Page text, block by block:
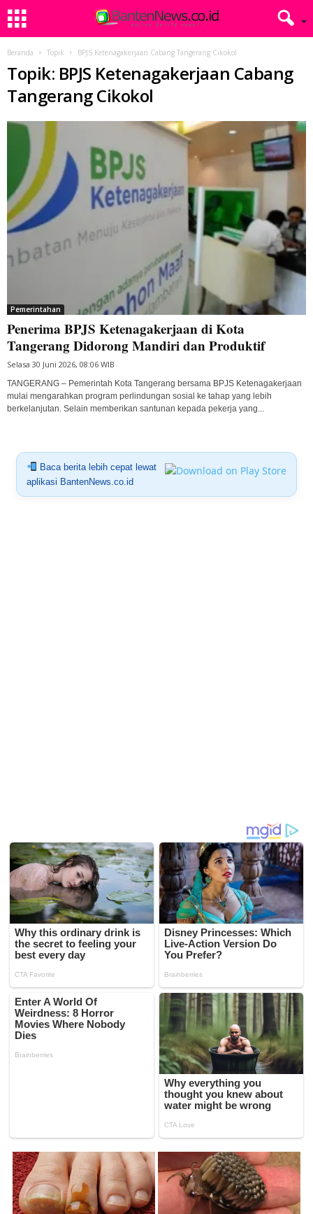
Beranda Topik BPJS Ketenagakerjaan Cabang Tangerang Cikokol
Topik: BPJS Ketenagakerjaan Cabang
Tangerang Cikokol
Pemerintahan
Penerima BPJS Ketenagakerjaan di Kota
Tangerang Didorong Mandiri dan Produktif
Selasa 30 Juni 2026, 08:06 WIB
TANGERANG – Pemerintah Kota Tangerang bersama BPJS Ketenagakerjaan
mulai mengarahkan program perlindungan sosial ke tahap yang lebih
berkelanjutan. Selain memberikan santunan kepada pekerja yang...
Baca berita lebih cepat lewat
aplikasi BantenNews.co.id